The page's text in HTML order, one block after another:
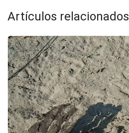
Artículos relacionados